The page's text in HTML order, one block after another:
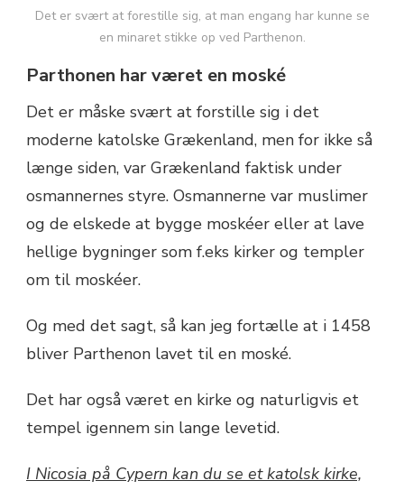
Det er svært at forestille sig, at man engang har kunne se
en minaret stikke op ved Parthenon.
Parthonen har været en moské
Det er måske svært at forstille sig i det
moderne katolske Grækenland, men for ikke så
længe siden, var Grækenland faktisk under
osmannernes styre. Osmannerne var muslimer
og de elskede at bygge moskéer eller at lave
hellige bygninger som f.eks kirker og templer
om til moskéer.
Og med det sagt, så kan jeg fortælle at i 1458
bliver Parthenon lavet til en moské.
Det har også været en kirke og naturligvis et
tempel igennem sin lange levetid.
I Nicosia på Cypern kan du se et katolsk kirke,